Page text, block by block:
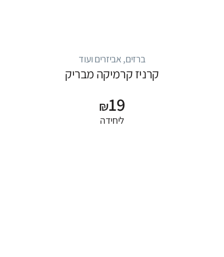
ברזים, אביזרים ועוד
קרניז קרמיקה מבריק
₪19
ליחידה